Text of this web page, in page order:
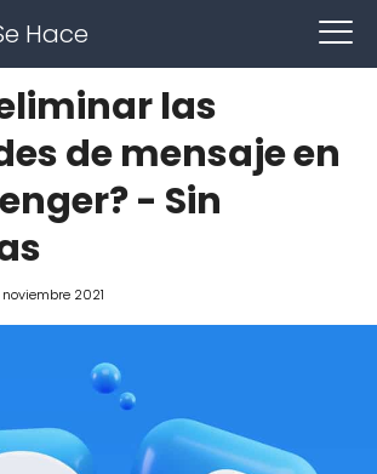
Hace
las
de mensaje en
- Sin
noviembre 2021